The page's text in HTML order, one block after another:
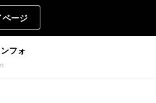
ページ
フォ